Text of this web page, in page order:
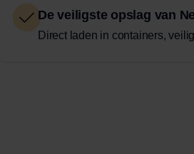
De veiligste opslag van
Direct laden in containers,